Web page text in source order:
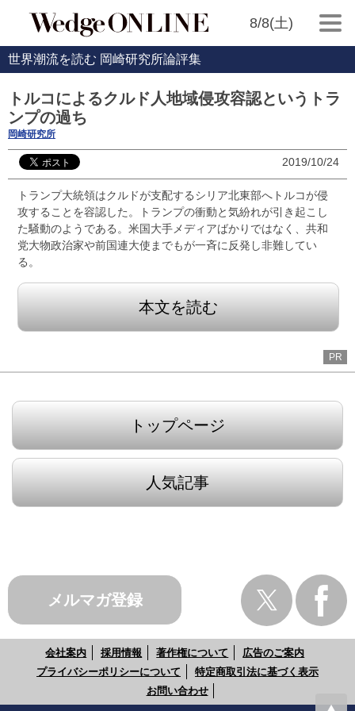
8/8(土)
世界潮流を読む 岡崎研究所論評集
トルコによるクルド人地域侵攻容認というトラ
ンプの過ち
岡崎研究所
2019/10/24
トランプ大統領はクルドが支配するシリア北東部へトルコが侵
攻することを容認した。トランプの衝動と気紛れが引き起こし
た騒動のようである。米国大手メディアばかりではなく、共和
党大物政治家や前国連大使までもが一斉に反発し非難してい
る。
本文を読む
PR
トップページ
人気記事
メルマガ登録
会社案内 採用情報 著作権について
広告のご案内
プライバシーポリシーについて
特定商取引法に基づく表示
お問い合わせ